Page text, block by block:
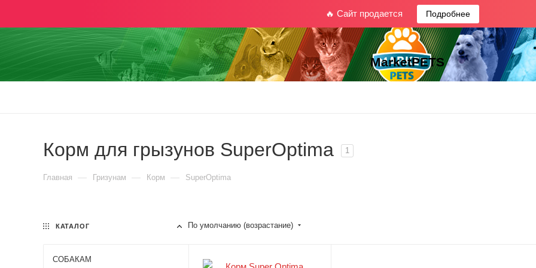
🔥 Сайт продается Подробнее
MarketPETS
Корм для грызунов SuperOptima 1
Главная — Гризунам — Корм — SuperOptima
По умолчанию (возрастание)
КАТАЛОГ
СОБАКАМ